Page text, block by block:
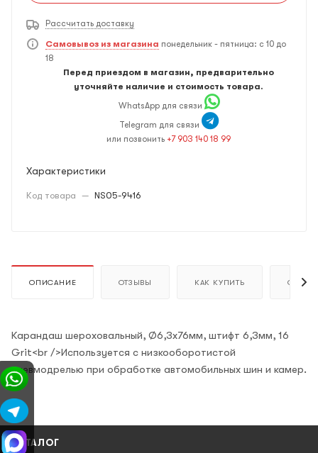
Рассчитать доставку
Самовывоз из магазина понедельник - пятница: с 10 до
18
Перед приездом в магазин, предварительно
уточняйте наличие и стоимость товара.
WhatsApp для связи
Telegram для связи
или позвонить +7 903 140 18 99
Характеристики
Код товара — NS05-9416
ОПИСАНИЕ ОТЗЫВЫ КАК КУПИТЬ ОПЛАТА
Карандаш шероховальный, Ø6,3x76мм, штифт 6,3мм, 16
Grit<br />Используется с низкооборотистой
пневмодрелью при обработке автомобильных шин и камер.
КАТАЛОГ